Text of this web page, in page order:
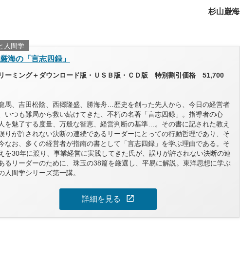
杉山巌海
人間学
海の「言志四録」
ーミング＋ダウンロード版・ＵＳＢ版・ＣＤ版 特別割引価格 51,700
馬、吉田松陰、西郷隆盛、勝海舟…歴史を創った先人から、今日の経営者
いつも難局から救い続けてきた、不朽の名著「言志四録」。指導者の心
を魅了する度量、万般な智恵、経営判断の基準…。その書に記された教え
りが許されない決断の連続であるリーダーにとっての行動哲理であり、そ
なお、多くの経営者が指南の書として「言志四録」を学ぶ理由である。そ
を30年に渡り、事業経営に実践してきた氏が、誤りが許されない決断の連
るリーダーのために、珠玉の38篇を厳選し、平易に解説。東洋思想に学ぶ
人間学シリーズ第一講。
詳細を見る open_in_new